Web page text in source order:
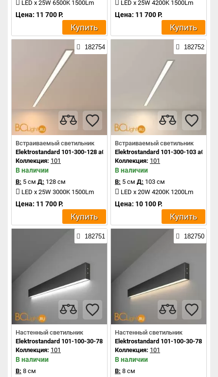
LED x 25W 6500K 1500Lm
Цена: 11 700 Р.
Купить
LED x 25W 4200K 1500Lm
Цена: 11 700 Р.
Купить
182754
Встраиваемый светильник
Elektrostandard 101-300-128 a041459
Коллекция: 101
В наличии
В: 5 см Д: 128 см
LED x 25W 3000K 1500Lm
Цена: 11 700 Р.
Купить
182752
Встраиваемый светильник
Elektrostandard 101-300-103
Коллекция: 101
В наличии
В: 5 см Д: 103 см
LED x 20W 4200K 1200Lm
Цена: 10 100 Р.
Купить
182751
Настенный светильник
Elektrostandard 101-100-30-78 a042941
Коллекция: 101
В наличии
В: 8 см
182750
Настенный светильник
Elektrostandard 101-100-30-78
Коллекция: 101
В наличии
В: 8 см